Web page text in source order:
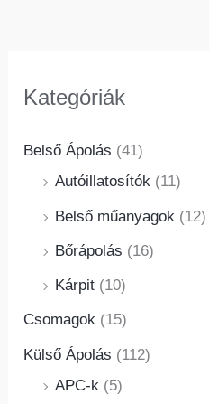
Kategóriák
Belső Ápolás (41)
Autóillatosítók (11)
Belső műanyagok (12)
Bőrápolás (16)
Kárpit (10)
Csomagok (15)
Külső Ápolás (112)
APC-k (5)